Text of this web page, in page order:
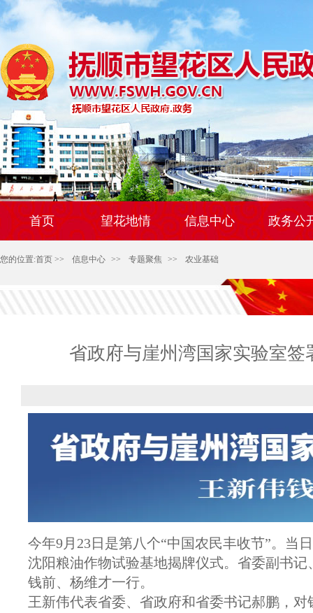
首页 望花地情 信息中心 政务公
您的位置:首页 >> 信息中心 >> 专题聚焦 >> 农业基础
省政府与崖州湾国家实验室
今年9月23日是第八个“中国农民丰收节”。当
沈阳粮油作物试验基地揭牌仪式。省委副书
钱前、杨维才一行。
王新伟代表省委、省政府和省委书记郝鹏，